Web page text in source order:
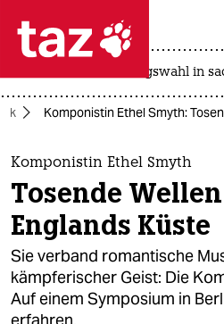
 taz zahl ich
taz zahl ich
themen
politik
öko
gesellschaft
landtagswahl in
Komponistin Ethel Smyth:
Komponistin Ethel Smyth
Tosende
Englands Küste
Sie verband romantische
kämpferischer Geist: Die
Auf einem Symposium in